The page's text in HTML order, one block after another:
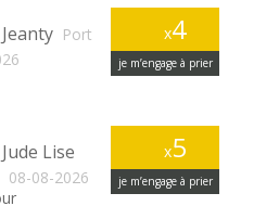
x4
je m’engage à prier
Jeanty Port
x5
je m’engage à prier
Jude Lise
08-08-2026